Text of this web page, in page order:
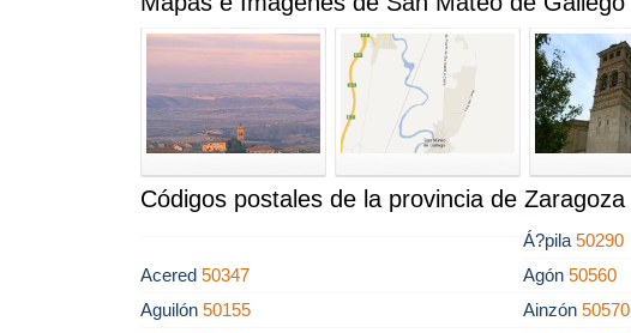
Códigos postales de la provincia de Zaragoza
Á?pila50290
Acered 50347 Agón50560
Aguilón 50155 Ainzón50570